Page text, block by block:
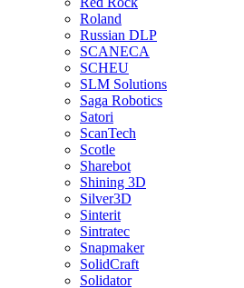
Roland
Russian DLP
SCANECA
SCHEU
SLM Solutions
Saga Robotics
Satori
ScanTech
Scotle
Sharebot
Shining 3D
Silver3D
Sinterit
Sintratec
Snapmaker
SolidCraft
Solidator